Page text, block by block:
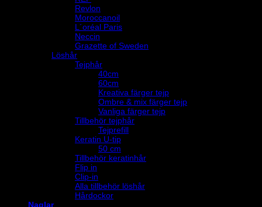
Revlon
Moroccanoil
L´oréal Paris
Neccin
Grazette of Sweden
Löshår
Tejphår
40cm
60cm
Kreativa färger tejp
Ombre & mix färger tejp
Vanliga färger tejp
Tillbehör tejphår
Tejprefill
Keratin U-tip
50 cm
Tillbehör keratinhår
Flip in
Clip-in
Alla tillbehör löshår
Hårdockor
Naglar